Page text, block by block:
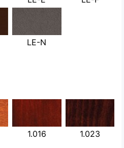
LE-N
1.016 1.023